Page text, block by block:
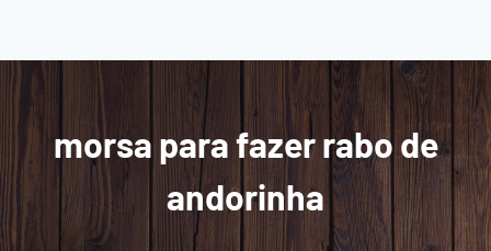
morsa para fazer rabo de
andorinha